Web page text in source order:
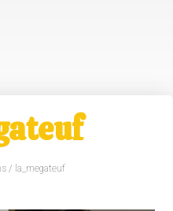
/ la_megateuf